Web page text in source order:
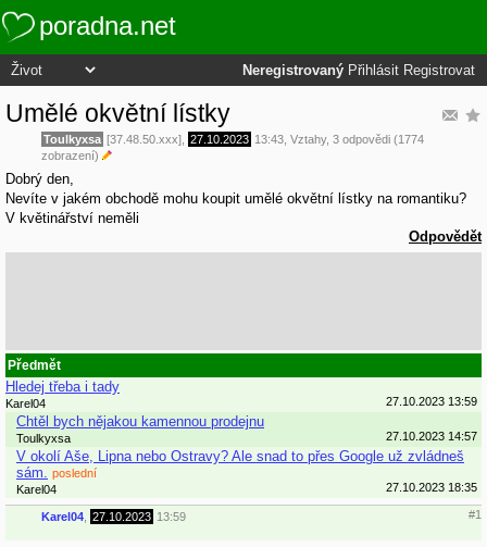
poradna.net
Neregistrovaný Přihlásit Registrovat
Umělé okvětní lístky
Toulkyxsa [37.48.50.xxx], 27.10.2023 13:43 Vztahy, 3 odpovědi (1774
zobrazení)
Dobrý den,
Nevíte v jakém obchodě mohu koupit umělé okvětní lístky na romantiku?
V květinářství neměli
Odpovědět
Předmět
Hledej třeba i tady
Karel04 27.10.2023 13:59
Chtěl bych nějakou kamennou prodejnu
Toulkyxsa 27.10.2023 14:57
V okolí Aše, Lipna nebo Ostravy? Ale snad to přes Google už zvládneš
sám.
poslední
Karel04
27.10.2023 18:35
Karel04 27.10.2023 13:59 #1